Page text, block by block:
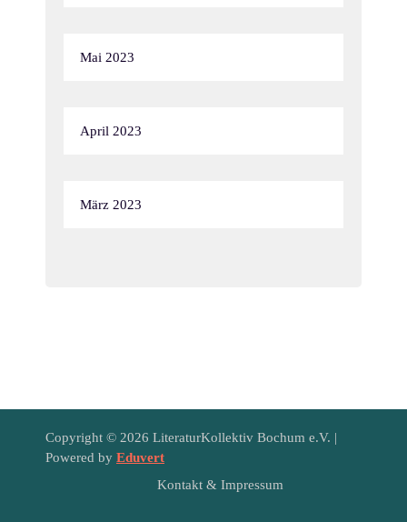
Mai 2023
April 2023
März 2023
Copyright © 2026 LiteraturKollektiv Bochum e.V. |
Powered by Eduvert
Kontakt & Impressum